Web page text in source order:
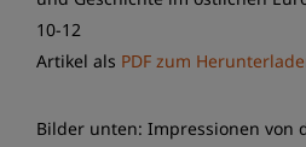
10-12
Artikel als PDF zum
Bilder unten: Impressionen von